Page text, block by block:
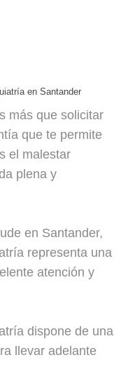
en Santander
más que solicitar
que te permite
el malestar
plena y
en Santander,
representa una
atención y
dispone de una
llevar adelante